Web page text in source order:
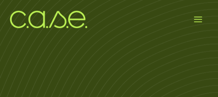
para